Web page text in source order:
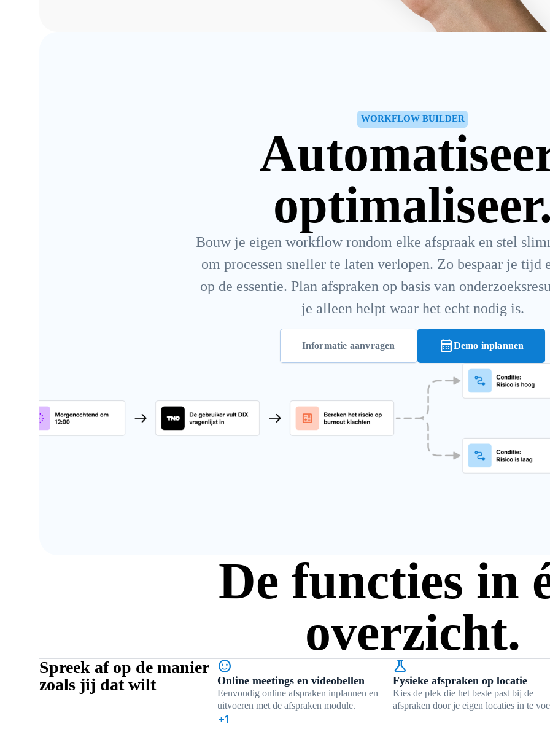
WORKFLOW BUILDER
Bouw je eigen workflow rondom elke afspraak en stel
om processen sneller te laten verlopen. Zo bespaar je tijd
op de essentie. Plan afspraken op basis van
je alleen helpt waar het echt nodig is.
Informatie aanvragen calendar_monthDemo inplannen
De functies in
overzicht.
Spreek af op de manier
zoals jij dat wilt
sentiment_satisfied
Online meetings en videobellen
Eenvoudig online afspraken inplannen en
uitvoeren met de afspraken module.
science
Fysieke afspraken op locatie
Kies de plek die het beste past bij de
afspraken door je eigen locaties in te
exposure_plus_1